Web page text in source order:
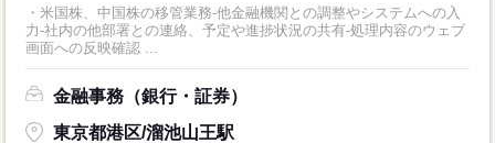
・米国株、中国株の移管業務-他金融機関との調整やシステムへの入
力-社内の他部署との連絡、予定や進捗状況の共有-処理内容のウェブ
画面への反映確認 ...
金融事務（銀行・証券）
東京都港区/溜池山王駅